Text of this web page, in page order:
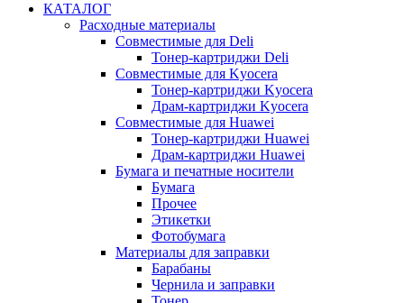
КАТАЛОГ
Расходные материалы
Совместимые для Deli
Тонер-картриджи Deli
Совместимые для Kyocera
Тонер-картриджи Kyocera
Драм-картриджи Kyocera
Совместимые для Huawei
Тонер-картриджи Huawei
Драм-картриджи Huawei
Бумага и печатные носители
Бумага
Прочее
Этикетки
Фотобумага
Материалы для заправки
Барабаны
Чернила и заправки